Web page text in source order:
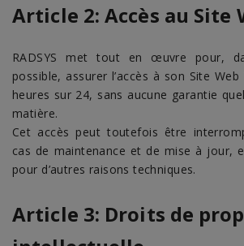
Article 2: Accès au Site
RADSYS met tout en œuvre pour,
possible, assurer l’accès à son Site
heures sur 24, sans aucune garantie
matière.
Cet accès peut toutefois être
cas de maintenance et de mise à jour,
pour d’autres raisons techniques.
Article 3: Droits de